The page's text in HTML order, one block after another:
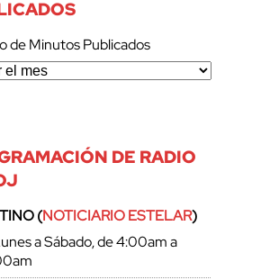
de Minutos Publicados
DE RADIO
(NOTICIARIO ESTELAR)
a Sábado, de 4:00am a